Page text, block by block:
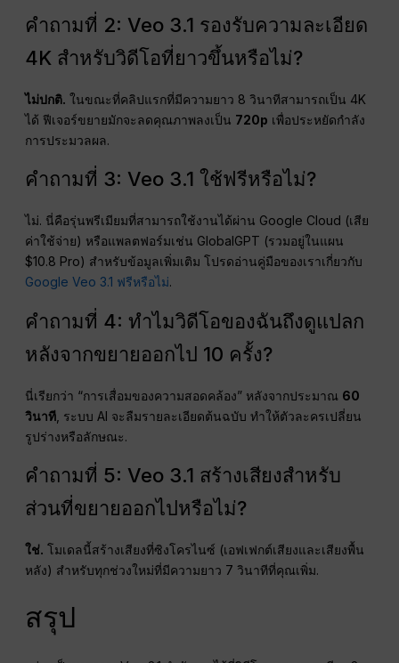
คำถามที่ 2: Veo 3.1 รองรับความละเอียด
4K สำหรับวิดีโอที่ยาวขึ้นหรือไม่?
ไม่ปกติ. ในขณะที่คลิปแรกที่มีความยาว 8 วินาทีสามารถเป็น 4K
ได้ ฟีเจอร์ขยายมักจะลดคุณภาพลงเป็น 720p เพื่อประหยัดกำลัง
การประมวลผล.
คำถามที่ 3: Veo 3.1 ใช้ฟรีหรือไม่?
ไม่. นี่คือรุ่นพรีเมียมที่สามารถใช้งานได้ผ่าน Google Cloud (เสีย
ค่าใช้จ่าย) หรือแพลตฟอร์มเช่น GlobalGPT (รวมอยู่ในแผน
$10.8 Pro) สำหรับข้อมูลเพิ่มเติม โปรดอ่านคู่มือของเราเกี่ยวกับ
Google Veo 3.1 ฟรีหรือไม่.
คำถามที่ 4: ทำไมวิดีโอของฉันถึงดูแปลก
หลังจากขยายออกไป 10 ครั้ง?
นี่เรียกว่า “การเสื่อมของความสอดคล้อง” หลังจากประมาณ 60
วินาที , ระบบ AI จะลืมรายละเอียดต้นฉบับ ทำให้ตัวละครเปลี่ยน
รูปร่างหรือลักษณะ.
คำถามที่ 5: Veo 3.1 สร้างเสียงสำหรับ
ส่วนที่ขยายออกไปหรือไม่?
ใช่. โมเดลนี้สร้างเสียงที่ซิงโครไนซ์ (เอฟเฟกต์เสียงและเสียงพื้น
หลัง) สำหรับทุกช่วงใหม่ที่มีความยาว 7 วินาทีที่คุณเพิ่ม.
สรุป